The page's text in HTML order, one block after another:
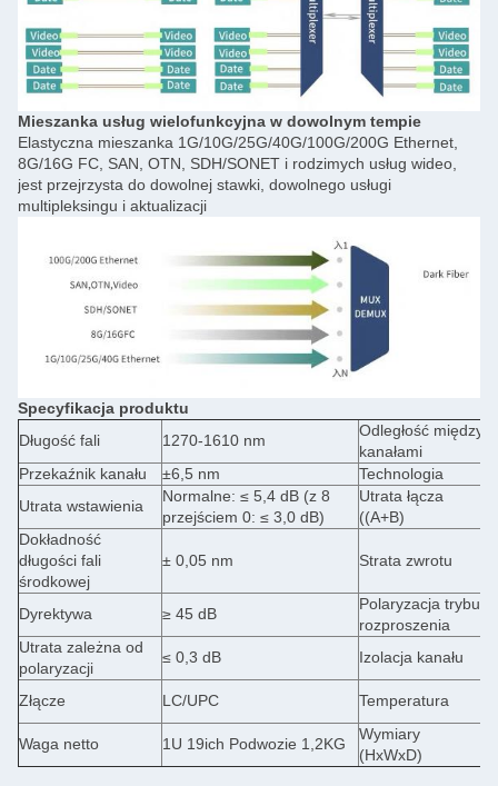
Mieszanka usług wielofunkcyjna w dowolnym tempie
Elastyczna mieszanka 1G/10G/25G/40G/100G/200G Ethernet,
8G/16G FC, SAN, OTN, SDH/SONET i rodzimych usług wideo,
jest przejrzysta do dowolnej stawki, dowolnego usługi
multipleksingu i aktualizacji
Specyfikacja produktu
Długość fali
1270-1610 nm
Odległość między
kanałami
Przekaźnik kanału
±6,5 nm Technologia
Utrata wstawienia
Normalne: ≤ 5,4 dB (z 8
przejściem 0: ≤ 3,0 dB)
Utrata łącza
((A+B)
Dokładność
długości fali
środkowej
± 0,05 nm Strata zwrotu
Dyrektywa ≥ 45 dB
Polaryzacja trybu
rozproszenia
Utrata zależna od
polaryzacji
≤ 0,3 dB Izolacja kanału
Złącze
LC/UPC Temperatura
Waga netto
1U 19ich Podwozie 1,2KG
Wymiary
(HxWxD)